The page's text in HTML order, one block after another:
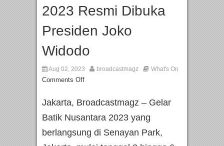
2023 Resmi Dibuka
Presiden Joko
Widodo
Aug 02, 2023 broadcastmagz What's On
Comments Off
Jakarta, Broadcastmagz – Gelar
Batik Nusantara 2023 yang
berlangsung di Senayan Park,